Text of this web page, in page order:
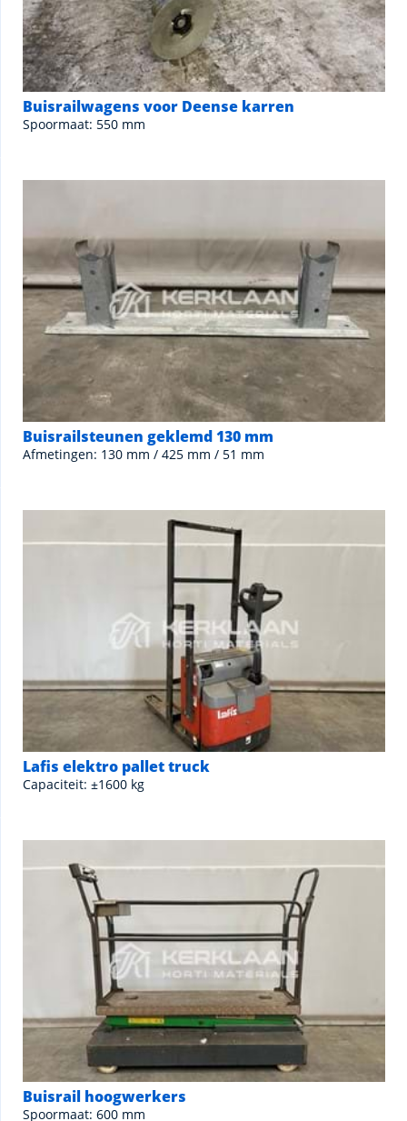
Buisrailwagens voor Deense karren
Spoormaat: 550 mm
Buisrailsteunen geklemd 130 mm
Afmetingen: 130 mm / 425 mm / 51 mm
Lafis elektro pallet truck
Capaciteit: ±1600 kg
Buisrail hoogwerkers
Spoormaat: 600 mm